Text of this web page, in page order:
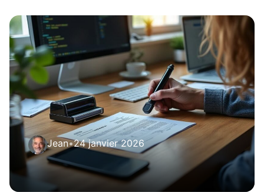
Jean•24 janvier 2026